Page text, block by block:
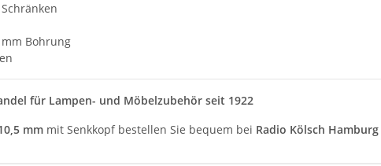
Bohrung
für Lampen- und Möbelzubehör seit 1922
mm mit Senkkopf bestellen Sie bequem bei Radio Kölsch Hamburg